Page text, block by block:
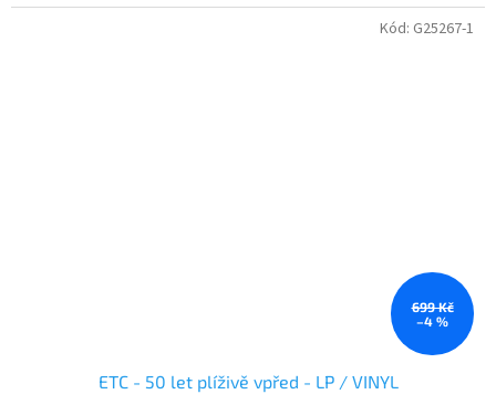
699 Kč
–4 %
ETC - 50 let plíživě vpřed - LP / VINYL
Kód: G25267-1